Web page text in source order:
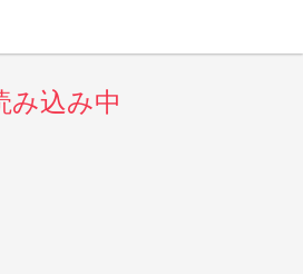
み込み中